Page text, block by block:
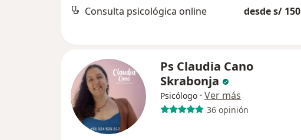
Consulta psicológica online desde s/ 150
Ps Claudia Cano
Skrabonja
Psicólogo · Ver más
36 opinión